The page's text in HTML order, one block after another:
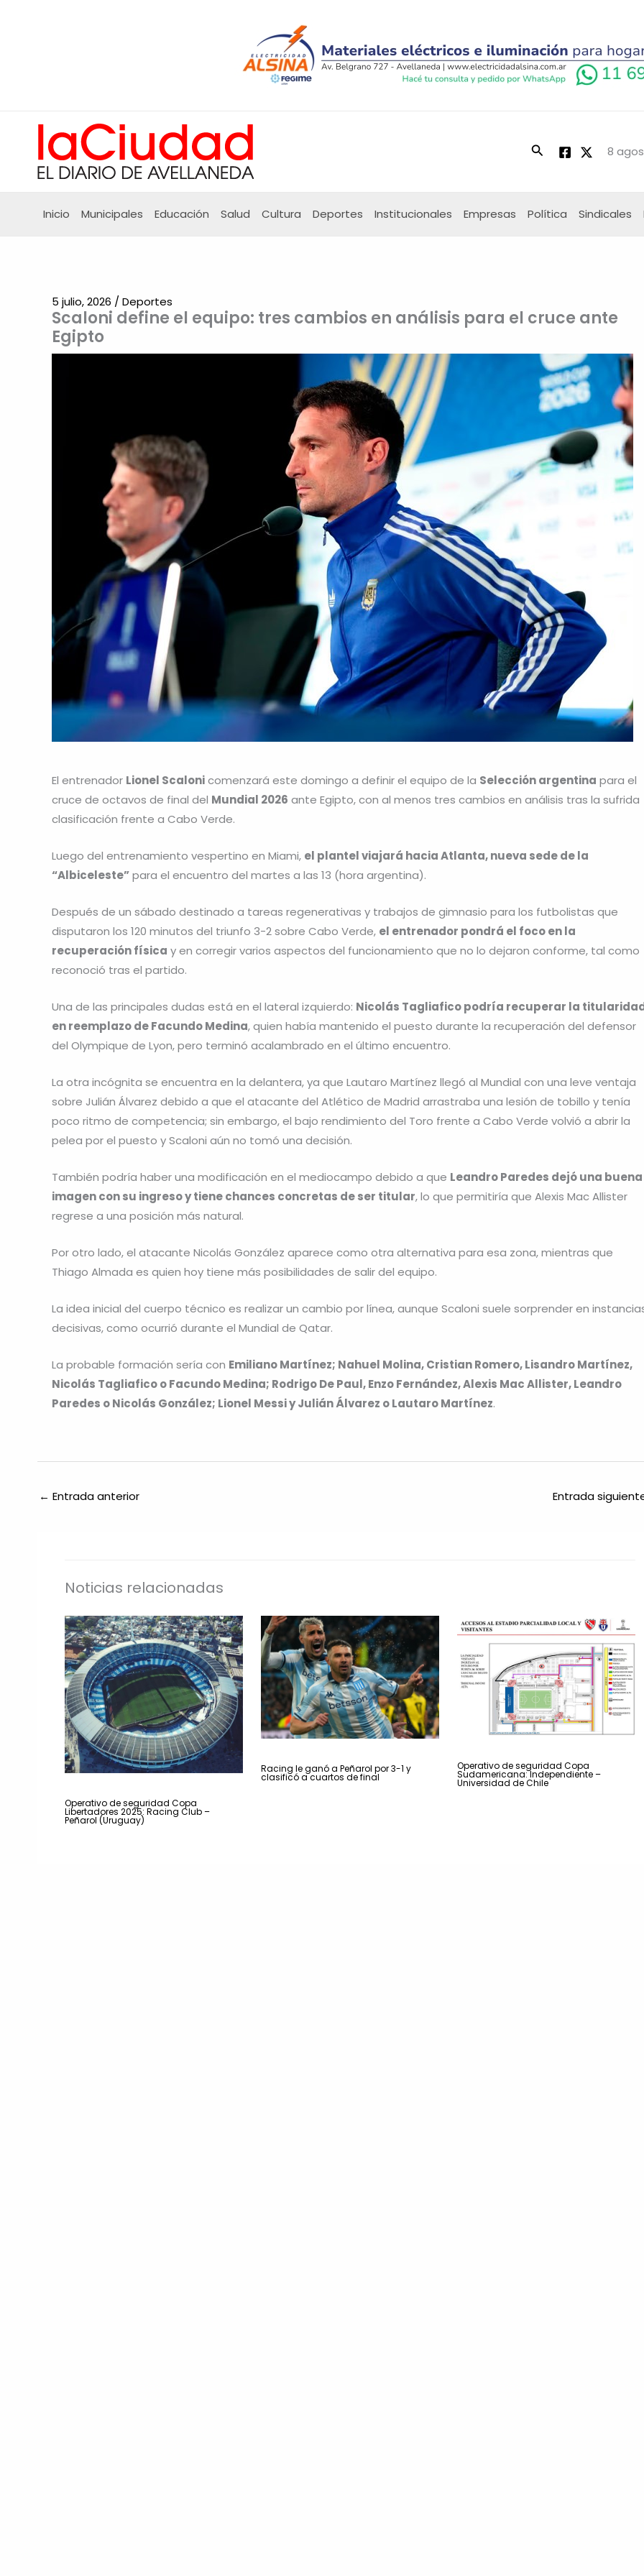
Buscar 8
Inicio Municipales Educación Salud Cultura Deportes Institucionales Empresas Política Sindicales
Scaloni define el equipo: tres cambios en análisis para el cruce ante
Egipto
5 julio, 2026 / Deportes
El entrenador Lionel Scalonicomenzará este domingo a definir el equipo de la Selección argentina para el
cruce de octavos de final del Mundial 2026 ante Egipto, con al menos tres cambios en análisis tras la sufrida
clasificación frente a Cabo Verde.
Luego del entrenamiento vespertino en Miami, el plantel viajará hacia Atlanta, nueva sede de la
“Albiceleste”para el encuentro del martes a las 13 (hora argentina).
Después de un sábado destinado a tareas regenerativas y trabajos de gimnasio para los futbolistas que
disputaron los 120 minutos del triunfo 3-2 sobre Cabo Verde, el entrenador pondrá el foco en la
recuperación física y en corregir varios aspectos del funcionamiento que no lo dejaron conforme, tal como
reconoció tras el partido.
Una de las principales dudas está en el lateral izquierdo: Nicolás Tagliafico podría recuperar la
en reemplazo de Facundo Medina, quien había mantenido el puesto durante la recuperación del defensor
del Olympique de Lyon, pero terminó acalambrado en el último encuentro.
La otra incógnita se encuentra en la delantera, ya que Lautaro Martínez llegó al Mundial con una leve ventaja
sobre Julián Álvarez debido a que el atacante del Atlético de Madrid arrastraba una lesión de tobillo y tenía
poco ritmo de competencia; sin embargo, el bajo rendimiento del Toro frente a Cabo Verde volvió a abrir la
pelea por el puesto y Scaloni aún no tomó una decisión.
También podría haber una modificación en el mediocampo debido a que Leandro Paredes dejó una buena
imagen con su ingreso y tiene chances concretas de ser titular, lo que permitiría que Alexis Mac Allister
regrese a una posición más natural.
Por otro lado, el atacante Nicolás González aparece como otra alternativa para esa zona, mientras que
Thiago Almada es quien hoy tiene más posibilidades de salir del equipo.
La idea inicial del cuerpo técnico es realizar un cambio por línea, aunque Scaloni suele sorprender en
decisivas, como ocurrió durante el Mundial de Qatar.
La probable formación sería con Emiliano Martínez; Nahuel Molina, Cristian Romero, Lisandro Martínez,
Nicolás Tagliafico o Facundo Medina; Rodrigo De Paul, Enzo Fernández, Alexis Mac Allister, Leandro
Paredes o Nicolás González; Lionel Messi y Julián Álvarez o Lautaro Martínez.
← Entrada anterior Entrada
Noticias relacionadas
Operativo de seguridad Copa
Libertadores 2025: Racing Club –
Peñarol (Uruguay)
Racing le ganó a Peñarol por 3-1 y
clasificó a cuartos de final
Operativo de seguridad Copa
Sudamericana: Independiente –
Universidad de Chile